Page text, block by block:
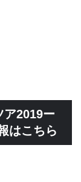
ア2019ー
はこちら